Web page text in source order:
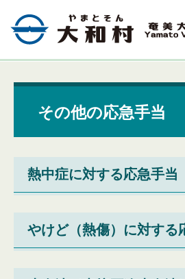
その他の応急手当
熱中症に対する応急手当
やけど（熱傷）に対する